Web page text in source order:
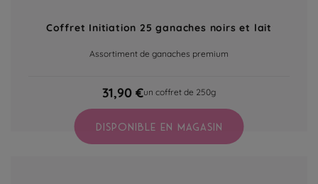
Coffret Initiation 25 ganaches noirs et lait
Assortiment de ganaches premium
31,90 €un coffret de 250g
DISPONIBLE EN MAGASIN